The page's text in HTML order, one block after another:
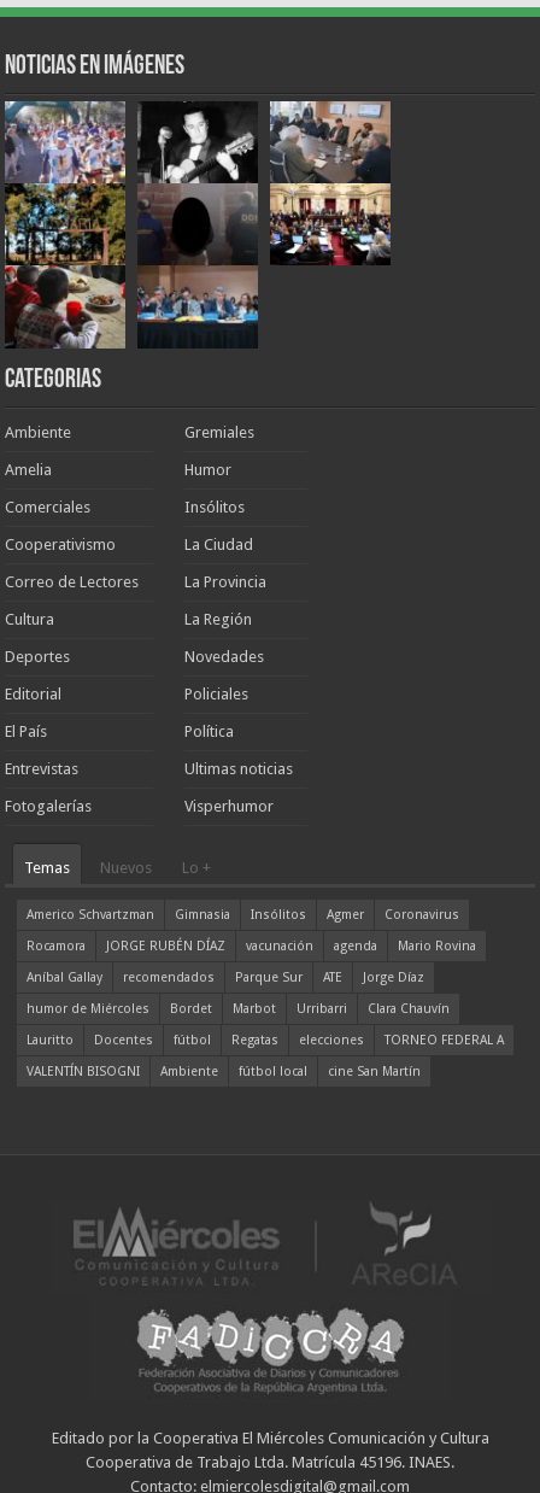
Noticias en Imágenes
Categorias
Ambiente
Amelia
Comerciales
Cooperativismo
Correo de Lectores
Cultura
Deportes
Editorial
El País
Entrevistas
Fotogalerías
Gremiales
Humor
Insólitos
La Ciudad
La Provincia
La Región
Novedades
Policiales
Política
Ultimas noticias
Visperhumor
Temas Nuevos Lo +
Americo Schvartzman Gimnasia Insólitos Agmer
Coronavirus
Rocamora
JORGE RUBÉN DÍAZ vacunación agenda
Mario Rovina
Aníbal Gallay
recomendados Parque Sur ATE
Jorge Díaz
humor de Miércoles
Bordet Marbot Urribarri
Clara Chauvín
Lauritto
Docentes fútbol Regatas elecciones
TORNEO FEDERAL A
VALENTÍN BISOGNI
Ambiente fútbol local cine San Martín
Editado por la Cooperativa El Miércoles Comunicación y Cultura
Cooperativa de Trabajo Ltda. Matrícula 45196. INAES.
Contacto: elmiercolesdigital@gmail.com